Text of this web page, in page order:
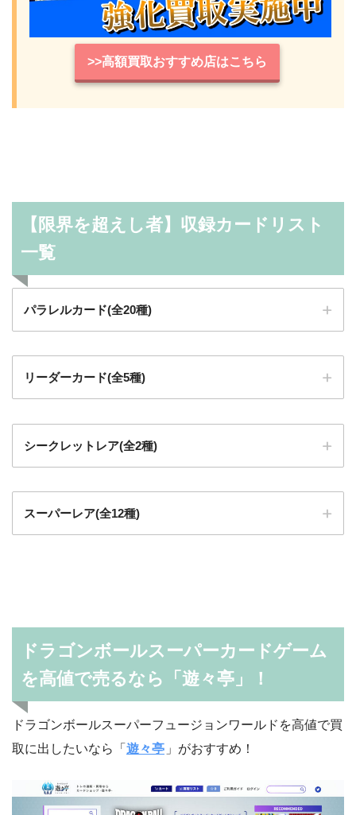
>>高額買取おすすめ店はこちら
【限界を超えし者】収録カードリスト
一覧
パラレルカード(全20種)
リーダーカード(全5種)
シークレットレア(全2種)
スーパーレア(全12種)
ドラゴンボールスーパーカードゲーム
を高値で売るなら「遊々亭」！
ドラゴンボールスーパーフュージョンワールドを高値で買
取に出したいなら「 遊々亭 」がおすすめ！